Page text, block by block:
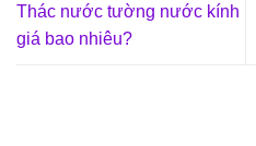
Thác nước tường nước kính
giá bao nhiêu?